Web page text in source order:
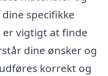
specifikke
er vigtigt at finde
dine ønsker og
korrekt og